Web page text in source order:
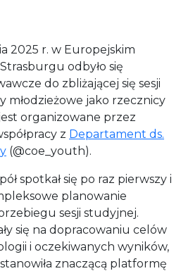
2025 r. w Europejskim
odbyło się
do zbliżającej się sesji
młodzieżowe jako rzecznicy
organizowane przez
z Departament ds.
(@coe_youth).
spotkał się po raz pierwszy i
planowanie
sesji studyjnej.
się na dopracowaniu celów
i oczekiwanych wyników,
znaczącą platformę